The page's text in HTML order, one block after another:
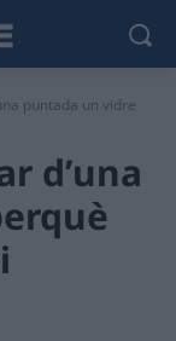
puntada un vidre
d’una